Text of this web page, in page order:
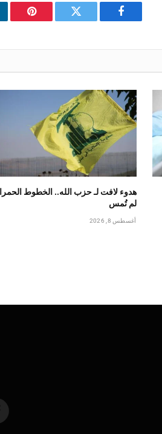
فيسبوك تويتر
هدوء لافت لـ حزب الله.. الخطوط
لم تُمس
أغسطس 8, 2026